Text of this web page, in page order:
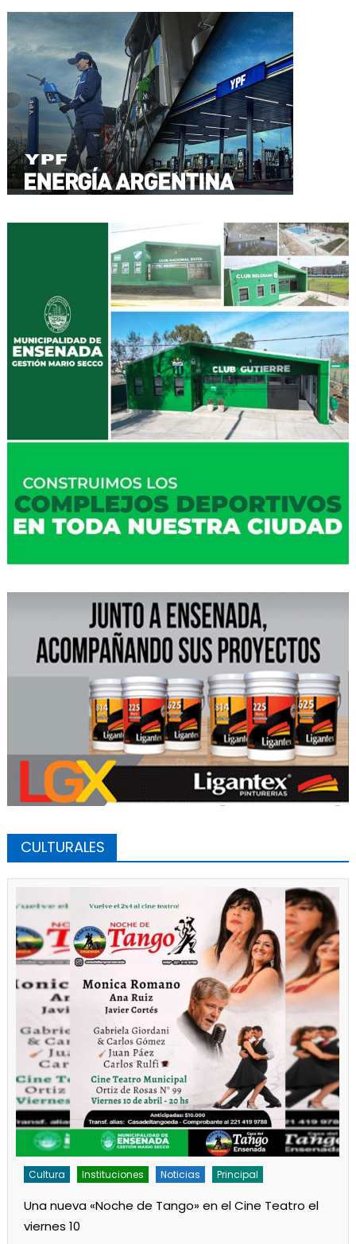
CULTURALES
Cultura Noticias Principal
Los jardines de Ensenada iniciaron la salita de 1 año